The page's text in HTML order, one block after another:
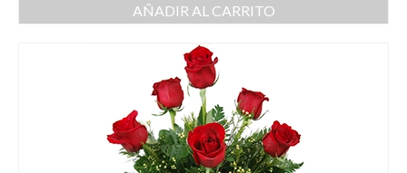
AÑADIR AL CARRITO